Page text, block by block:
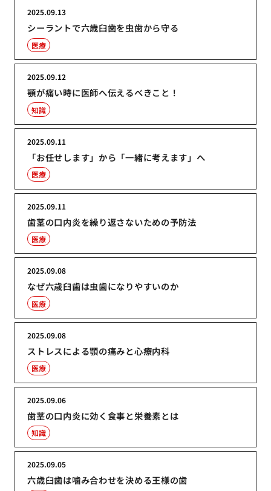
シーラントで六歳臼歯を虫歯から守る
2025.09.13
医療
顎が痛い時に医師へ伝えるべきこと！
2025.09.12
知識
「お任せします」から「一緒に考えます」へ
2025.09.11
医療
歯茎の口内炎を繰り返さないための予防法
2025.09.11
医療
なぜ六歳臼歯は虫歯になりやすいのか
2025.09.08
医療
ストレスによる顎の痛みと心療内科
2025.09.08
医療
歯茎の口内炎に効く食事と栄養素とは
2025.09.06
知識
六歳臼歯は噛み合わせを決める王様の歯
2025.09.05